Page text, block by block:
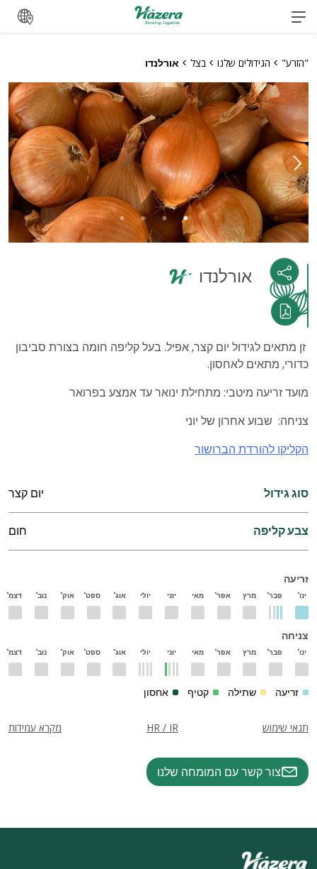
דלג
"הזרע" > הגידולים שלנו > בצל > אורלנדו
אורלנדו
זן מתאים לגידול יום קצר, אפיל. בעל קליפה חומה בצורת סביבון
כדורי, מתאים לאחסון.
מועד זריעה מיטבי: מתחילת ינואר עד אמצע בפרואר
צניחה: שבוע אחרון של יוני
הקליקו להורדת הברושור
סוג גידול יום קצר
צבע קליפה חום
זריעה
ינו' פבר' מרץ אפר' מאי יוני יולי אוג' ספט' אוק' נוב' דצמ'
צניחה
ינו' פבר' מרץ אפר' מאי יוני יולי אוג' ספט' אוק' נוב' דצמ'
זריעה שתילה קטיף אחסון
תנאי שימוש HR / IR מקרא עמידות
צור קשר עם המומחה שלנו